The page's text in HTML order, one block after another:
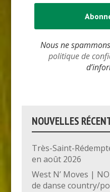
Nous ne
politique de
NOUVELLES
Très-Saint-
en août 2026
West N’ Moves |
de danse country/